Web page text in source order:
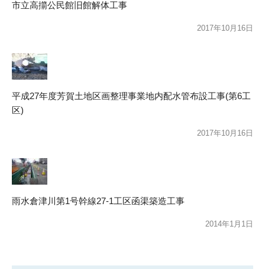
市立高擶公民館旧館解体工事
2017年10月16日
平成27年度芳賀土地区画整理事業地内配水管布設工事(第6工
区)
2017年10月16日
雨水倉津川第1号幹線27-1工区函渠築造工事
2014年1月1日